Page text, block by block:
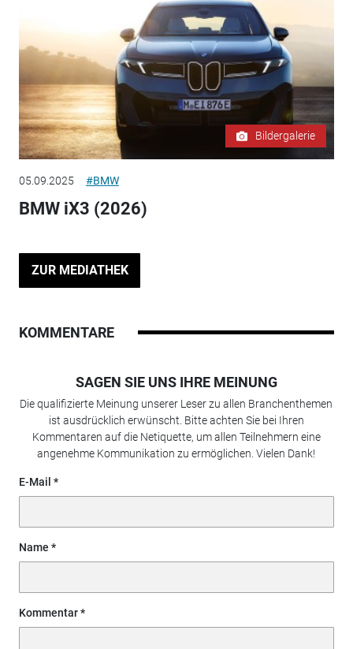
Bildergalerie
05.09.2025 #BMW
BMW iX3 (2026)
ZUR MEDIATHEK
KOMMENTARE
SAGEN SIE UNS IHRE MEINUNG
Die qualifizierte Meinung unserer Leser zu allen Branchenthemen
ist ausdrücklich erwünscht. Bitte achten Sie bei Ihren
Kommentaren auf die Netiquette, um allen Teilnehmern eine
angenehme Kommunikation zu ermöglichen. Vielen Dank!
E-Mail
Name
Kommentar